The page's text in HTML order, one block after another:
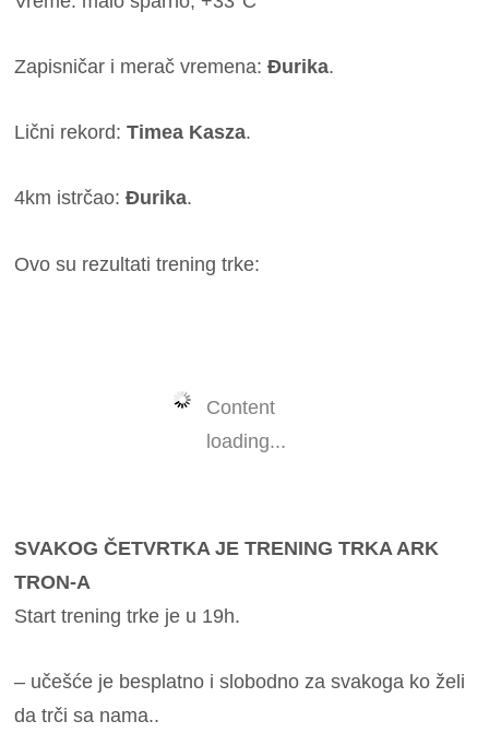
Zapisničar i merač vremena:Đurika.
Lični rekord:Timea Kasza.
4km istrčao:Đurika.
Ovo su rezultati trening trke:
Content
loading...
SVAKOG ČETVRTKA JE TRENING TRKA ARK
TRON-A
Start trening trke je u 19h.
– učešće je besplatno i slobodno za svakoga ko želi
da trči sa nama..